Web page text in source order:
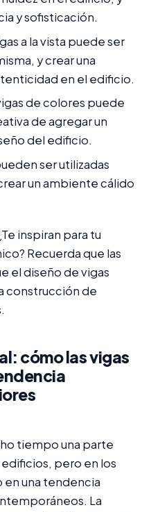
y sofisticación.
a la vista puede ser
y crear una
en el edificio.
de colores puede
de agregar un
del edificio.
ser utilizadas
un ambiente cálido
inspiran para tu
Recuerda que las
el diseño de vigas
construcción de
cómo las vigas
tiempo una parte
pero en los
en una tendencia
La